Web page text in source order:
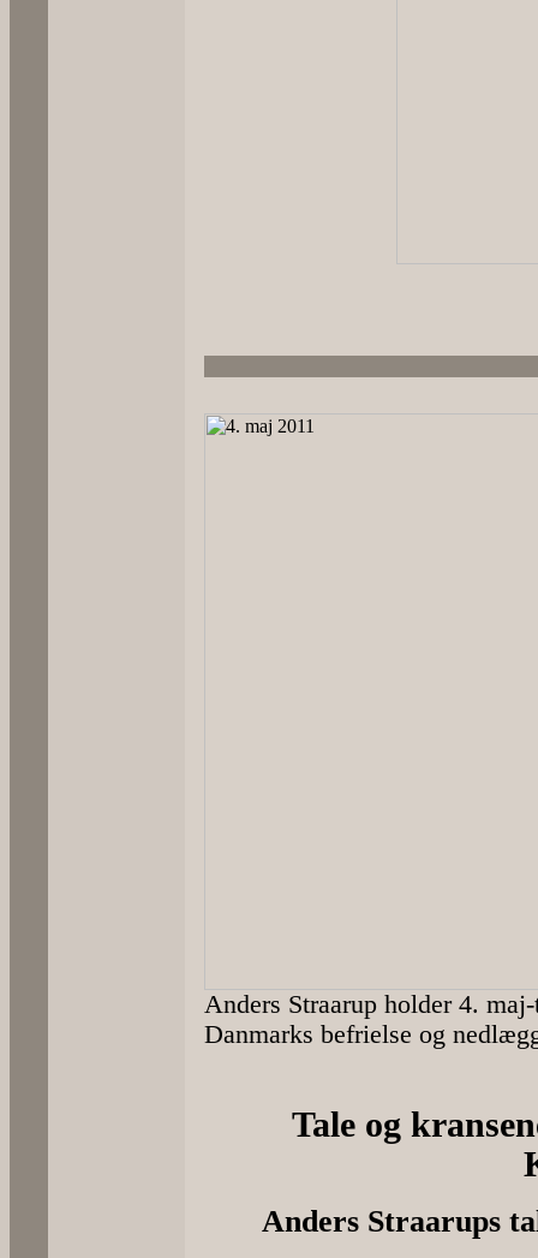
Anders Straarup holder 4.
Danmarks befrielse og
Tale og
Anders Straarups